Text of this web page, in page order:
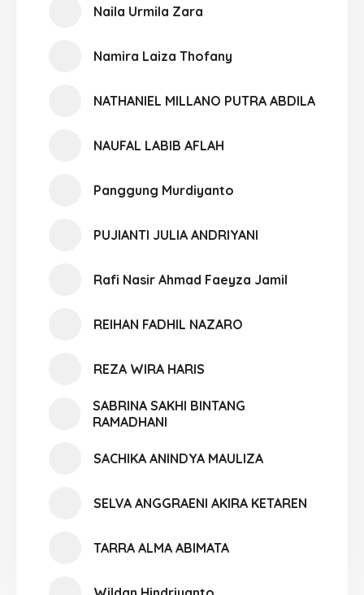
Naila Urmila Zara
Namira Laiza Thofany
NATHANIEL MILLANO PUTRA ABDILA
NAUFAL LABIB AFLAH
Panggung Murdiyanto
PUJIANTI JULIA ANDRIYANI
Rafi Nasir Ahmad Faeyza Jamil
REIHAN FADHIL NAZARO
REZA WIRA HARIS
SABRINA SAKHI BINTANG
RAMADHANI
SACHIKA ANINDYA MAULIZA
SELVA ANGGRAENI AKIRA KETAREN
TARRA ALMA ABIMATA